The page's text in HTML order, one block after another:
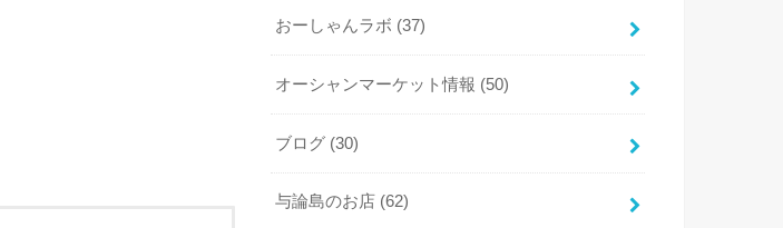
おーしゃんラボ (37)
オーシャンマーケット情報 (50)
ブログ (30)
与論島のお店 (62)